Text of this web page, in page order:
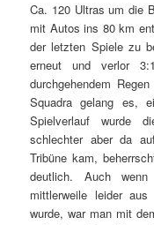
Ca. 120 Ultras um die
mit Autos ins 80 km
der letzten Spiele zu
erneut und verlor
durchgehendem
Squadra gelang es,
Spielverlauf wurde
schlechter aber da
Tribüne kam,
deutlich. Auch
mittlerweile leider
wurde, war man mit